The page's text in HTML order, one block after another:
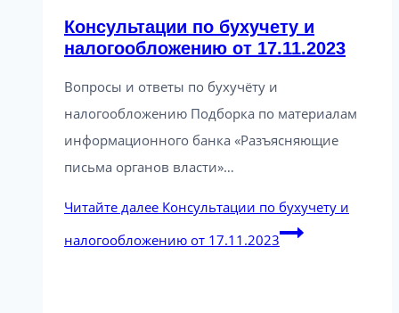
Консультации по бухучету и
налогообложению от 17.11.2023
Вопросы и ответы по бухучёту и
налогообложению Подборка по материалам
информационного банка «Разъясняющие
письма органов власти»…
Читайте далее Консультации по бухучету и
налогообложению от 17.11.2023